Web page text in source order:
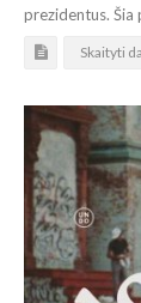
prezidentus. Šia
Skaityti